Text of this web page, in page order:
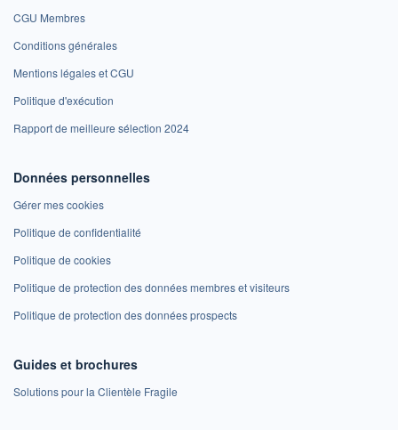
CGU Membres
Conditions générales
Mentions légales et CGU
Politique d'exécution
Rapport de meilleure sélection 2024
Données personnelles
Gérer mes cookies
Politique de confidentialité
Politique de cookies
Politique de protection des données membres et visiteurs
Politique de protection des données prospects
Guides et brochures
Solutions pour la Clientèle Fragile